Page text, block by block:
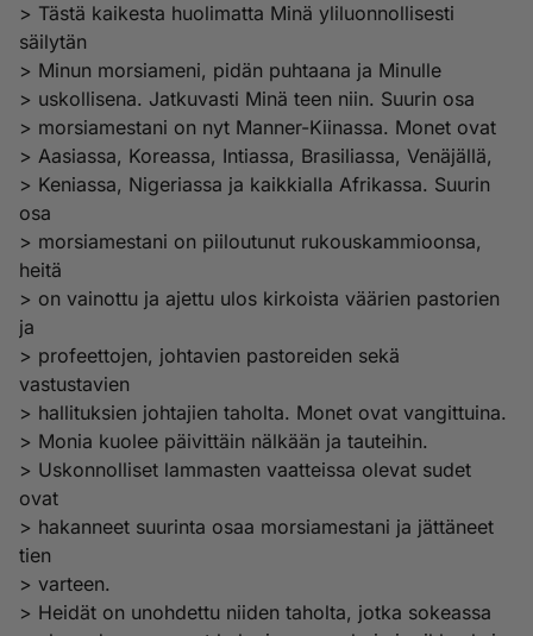
> Tästä kaikesta huolimatta Minä yliluonnollisesti
säilytän
> Minun morsiameni, pidän puhtaana ja Minulle
> uskollisena. Jatkuvasti Minä teen niin. Suurin osa
> morsiamestani on nyt Manner-Kiinassa. Monet ovat
> Aasiassa, Koreassa, Intiassa, Brasiliassa, Venäjällä,
> Keniassa, Nigeriassa ja kaikkialla Afrikassa. Suurin
osa
> morsiamestani on piiloutunut rukouskammioonsa,
heitä
> on vainottu ja ajettu ulos kirkoista väärien pastorien
ja
> profeettojen, johtavien pastoreiden sekä
vastustavien
> hallituksien johtajien taholta. Monet ovat vangittuina.
> Monia kuolee päivittäin nälkään ja tauteihin.
> Uskonnolliset lammasten vaatteissa olevat sudet
ovat
> hakanneet suurinta osaa morsiamestani ja jättäneet
tien
> varteen.
> Heidät on unohdettu niiden taholta, jotka sokeassa